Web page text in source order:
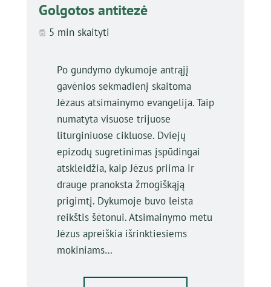
Golgotos antitezė
5 min skaityti
Po gundymo dykumoje antrąjį
gavėnios sekmadienį skaitoma
Jėzaus atsimainymo evangelija. Taip
numatyta visuose trijuose
liturginiuose cikluose. Dviejų
epizodų sugretinimas įspūdingai
atskleidžia, kaip Jėzus priima ir
drauge pranoksta žmogiškąją
prigimtį. Dykumoje buvo leista
reikštis šėtonui. Atsimainymo metu
Jėzus apreiškia išrinktiesiems
mokiniams…